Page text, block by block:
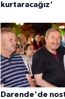
kurtaracağız'
Darende'de